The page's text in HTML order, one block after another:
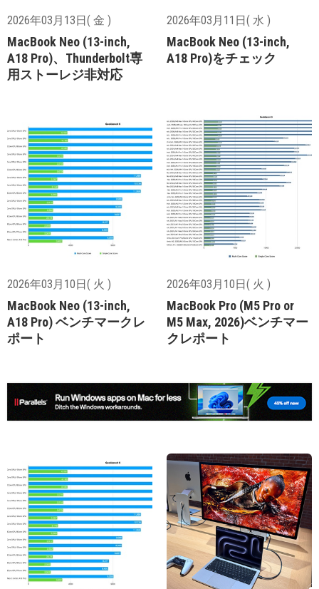
2026年03月13日( 金 )
MacBook Neo (13-inch,
A18 Pro)、Thunderbolt専
用ストーレジ非対応
2026年03月11日( 水 )
MacBook Neo (13-inch,
A18 Pro)をチェック
2026年03月10日( 火 )
MacBook Neo (13-inch,
A18 Pro) ベンチマークレ
ポート
2026年03月10日( 火 )
MacBook Pro (M5 Pro or
M5 Max, 2026)ベンチマー
クレポート